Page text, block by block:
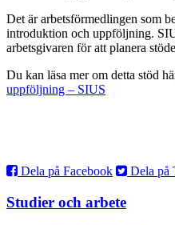
Det är arbetsförmedlingen som
introduktion och uppföljning.
arbetsgivaren för att planera
Du kan läsa mer om detta stöd
uppföljning – SIUS
Dela på Facebook Dela på
Studier och arbete